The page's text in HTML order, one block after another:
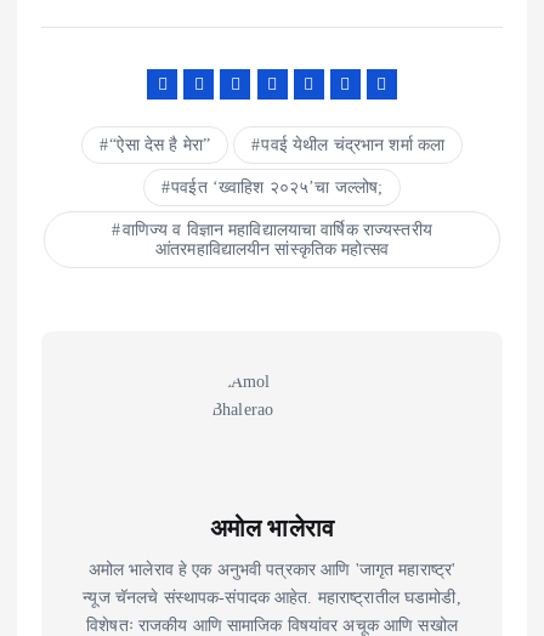
“ऐसा देस है मेरा” पवई येथील चंद्रभान शर्मा कला
पवईत ‘ख्वाहिश २०२५’चा जल्लोष;
वाणिज्य व विज्ञान महाविद्यालयाचा वार्षिक राज्यस्तरीय
आंतरमहाविद्यालयीन सांस्कृतिक महोत्सव
अमोल भालेराव
अमोल भालेराव हे एक अनुभवी पत्रकार आणि 'जागृत महाराष्ट्र'
न्यूज चॅनलचे संस्थापक-संपादक आहेत. महाराष्ट्रातील घडामोडी,
विशेषतः राजकीय आणि सामाजिक विषयांवर अचूक आणि सखोल